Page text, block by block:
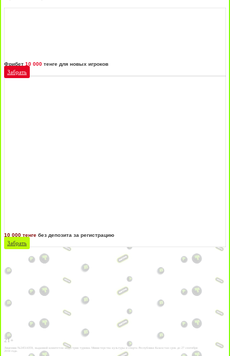
Фрибет 10 000 тенге для новых игроков
Забрать
10 000 тенге без депозита за регистрацию
Забрать
21+
Лицензии №24514359, выданной комитетом индустрии туризма Министерства культуры и спорта Республики Казахстан срок до 27 сентября
2034 года.